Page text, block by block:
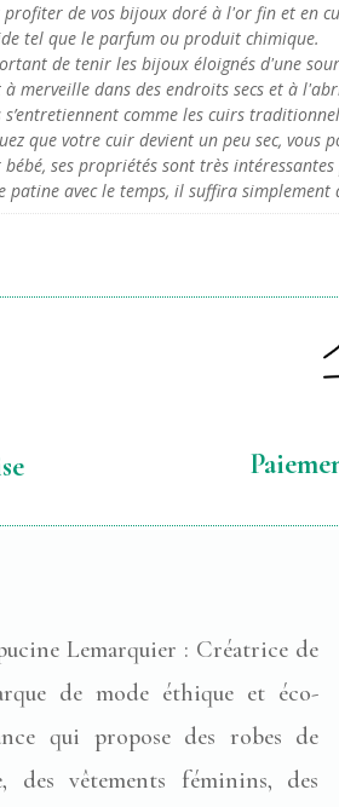
de vos bijoux doré à l'or fin et en
tel que le parfum ou produit chimique.
de tenir les bijoux éloignés d'une
merveille dans des endroits secs et à
comme les cuirs
que votre cuir devient un peu sec,
ses propriétés sont très
patine avec le temps, il suffira
Lemarquier : Créatrice de
de mode éthique et éco-
qui propose des robes de
des vêtements féminins, des